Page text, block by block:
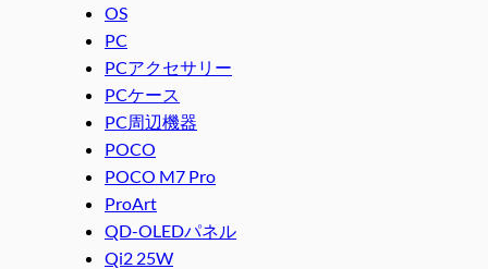
OS
PC
PCアクセサリー
PCケース
PC周辺機器
POCO
POCO M7 Pro
ProArt
QD-OLEDパネル
Qi2 25W